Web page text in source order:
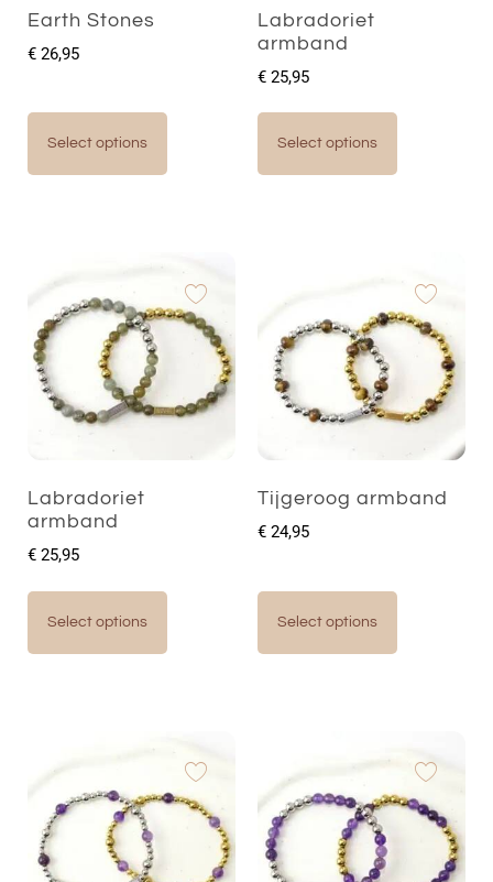
Earth Stones
€ 26,95
Select options
Labradoriet
armband
€ 25,95
Select options
Labradoriet
armband
€ 25,95
Select options
Tijgeroog armband
€ 24,95
Select options